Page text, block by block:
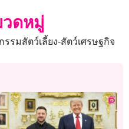
ดหมู่
รมสัตว์เลี้ยง-สัตว์เศรษฐกิจ